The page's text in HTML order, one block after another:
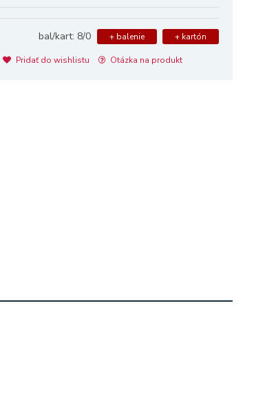
bal/kart: 8/0 + balenie + kartón
Pridať do wishlistu Otázka na produkt